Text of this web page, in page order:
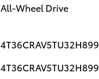
All-Wheel Drive
4T36CRAV5TU32H899
4T36CRAV5TU32H899